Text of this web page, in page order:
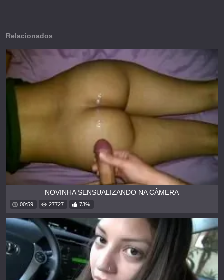
Relacionados
NOVINHA SENSUALIZANDO NA CÂMERA
00:59 27727 73%